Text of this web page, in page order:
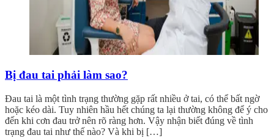
Bị đau tai phải làm sao?
Đau tai là một tình trạng thường gặp rất nhiều ở tai, có thể bất ngờ
hoặc kéo dài. Tuy nhiên hầu hết chúng ta lại thường không để ý cho
đến khi cơn đau trở nên rõ ràng hơn. Vậy nhận biết đúng về tình
trạng đau tai như thế nào? Và khi bị […]